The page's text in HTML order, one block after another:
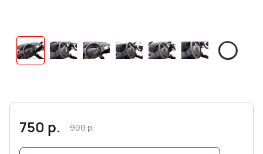
750 р. 900р.